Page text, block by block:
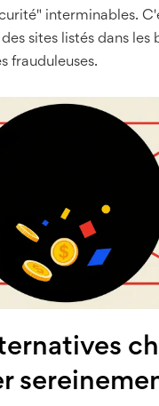
interminables.
sites listés dans les
frauduleuses.